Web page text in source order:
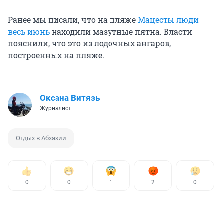
Ранее мы писали, что на пляжеМацесты люди
весь июньнаходили мазутные пятна. Власти
пояснили, что это из лодочных ангаров,
построенных на пляже.
Оксана Витязь
Журналист
Отдых в Абхазии
0 0 1 2 0